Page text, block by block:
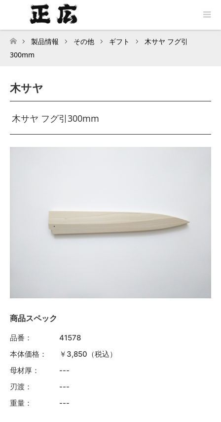
トップページ
製品情報 その他 ギフト
木サヤ フグ引
300mm
木サヤ
木サヤ フグ引300mm
商品スペック
品番：
41578
本体価格：
￥3,850（税込）
母材厚：
---
刃渡：
---
重量：
---